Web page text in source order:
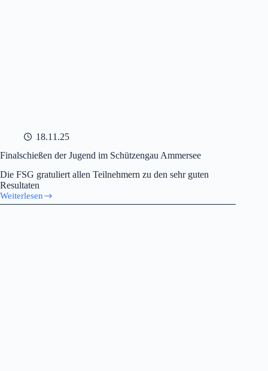
18.11.25
Finalschießen der Jugend im Schützengau Ammersee
Die FSG gratuliert allen Teilnehmern zu den sehr guten
Resultaten
Weiterlesen
Finalschießen